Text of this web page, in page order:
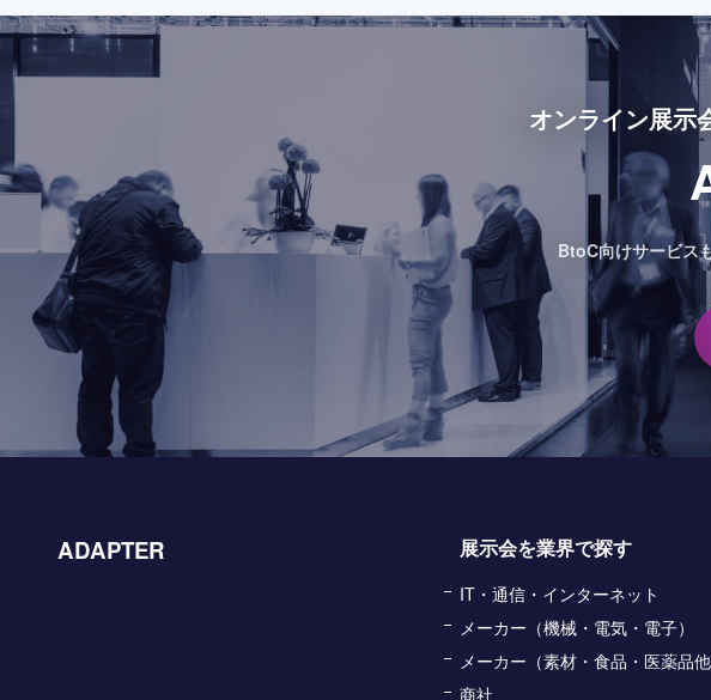
オンライン展示
BtoC向けサービス
ADAPTER 展示会を業界で探す
IT・通信・インターネット
メーカー（機械・電気・電子）
メーカー（素材・食品・医薬品
商社